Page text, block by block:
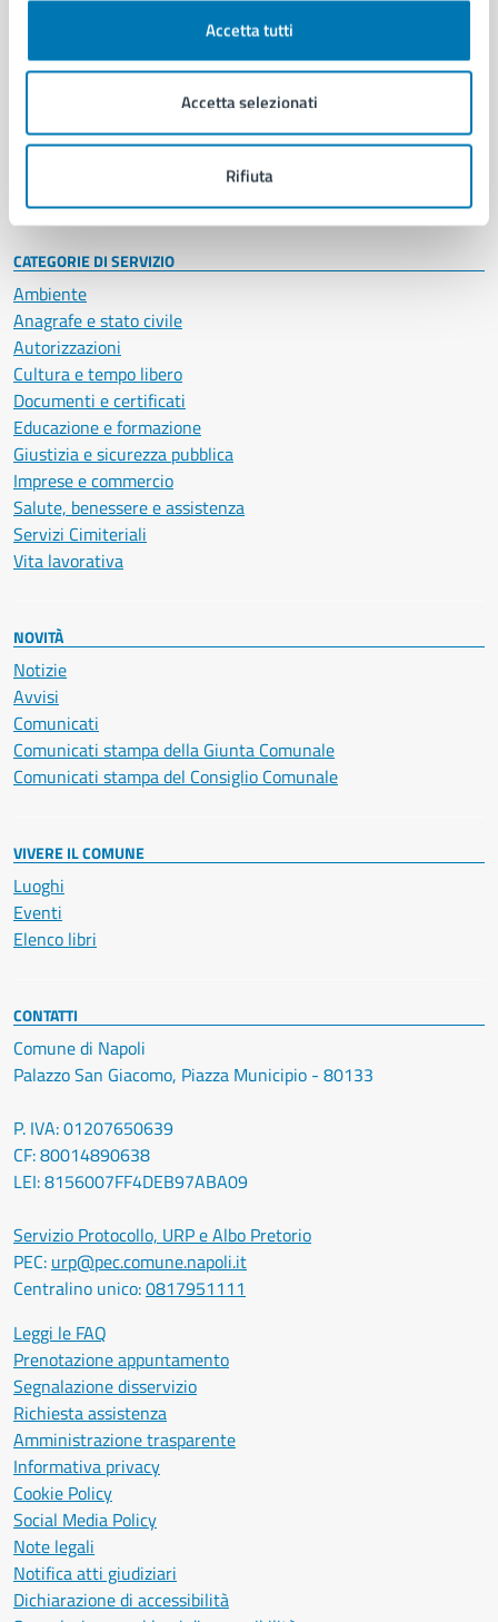
Accetta tutti
Accetta selezionati
Rifiuta
Enti e fondazioni
Personale amministrativo
Intranet, posta aziendale e protocollo
CATEGORIE DI SERVIZIO
Ambiente
Anagrafe e stato civile
Autorizzazioni
Cultura e tempo libero
Documenti e certificati
Educazione e formazione
Giustizia e sicurezza pubblica
Imprese e commercio
Salute, benessere e assistenza
Servizi Cimiteriali
Vita lavorativa
NOVITÀ
Notizie
Avvisi
Comunicati
Comunicati stampa della Giunta Comunale
Comunicati stampa del Consiglio Comunale
VIVERE IL COMUNE
Luoghi
Eventi
Elenco libri
CONTATTI
Comune di Napoli
Palazzo San Giacomo, Piazza Municipio - 80133
P. IVA: 01207650639
CF: 80014890638
LEI: 8156007FF4DEB97ABA09
Servizio Protocollo, URP e Albo Pretorio
PEC: urp@pec.comune.napoli.it
Centralino unico:0817951111
Leggi le FAQ
Prenotazione appuntamento
Segnalazione disservizio
Richiesta assistenza
Amministrazione trasparente
Informativa privacy
Cookie Policy
Social Media Policy
Note legali
Notifica atti giudiziari
Dichiarazione di accessibilità